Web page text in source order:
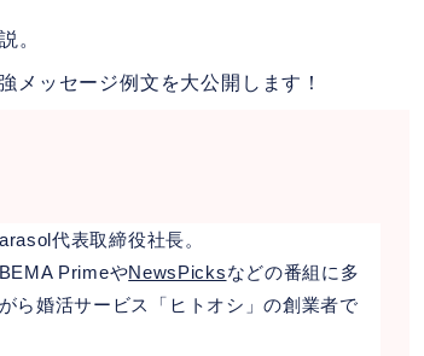
。
メッセージ例文を大公開します！
代表取締役社長。
PrimeやNewsPicksなどの番組に多
ら婚活サービス「ヒトオシ」の創業者で